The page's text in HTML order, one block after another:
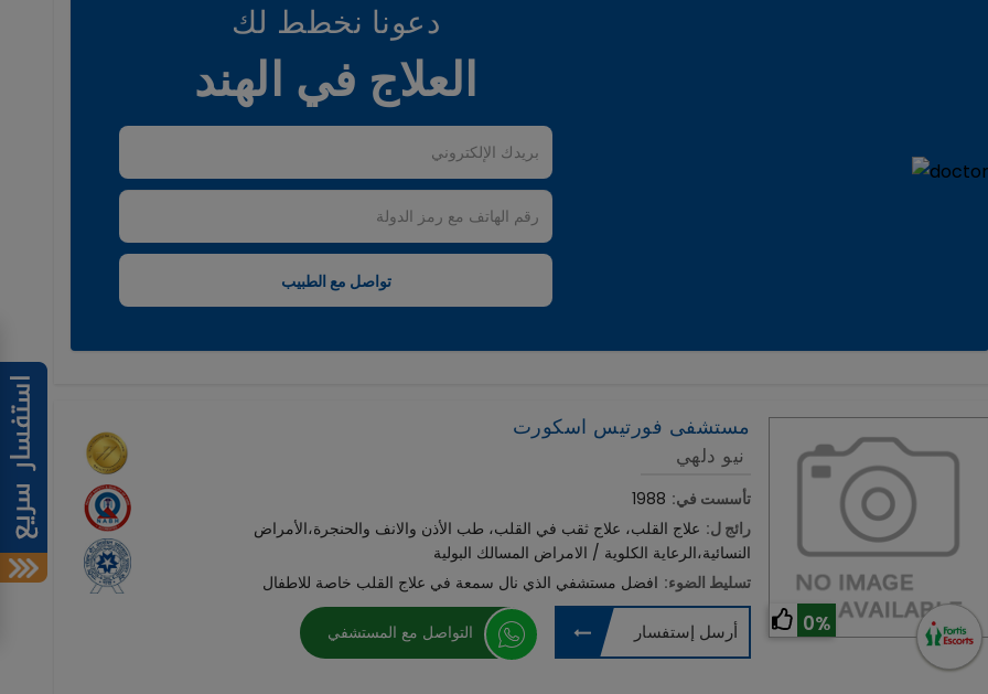
دعونا نخطط لك
العلاج في الهند
0%
مستشفى فورتيس اسكورت
نيو دلهي
تأسست في: 1988
رائج ل: علاج القلب، علاج ثقب في القلب، طب الأذن والانف والحنجرة،الأمراض
النسائية،الرعاية الكلوية / الامراض المسالك البولية
تسليط الضوء: افضل مستشفي الذي نال سمعة في علاج القلب خاصة للاطفال
التواصل مع المستشفي أرسل إستفسار